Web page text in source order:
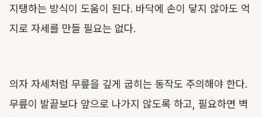
지탱하는 방식이 도움이 된다. 바닥에 손이 닿지 않아도 억
지로 자세를 만들 필요는 없다.
의자 자세처럼 무릎을 깊게 굽히는 동작도 주의해야 한다.
무릎이 발끝보다 앞으로 나가지 않도록 하고, 필요하면 벽